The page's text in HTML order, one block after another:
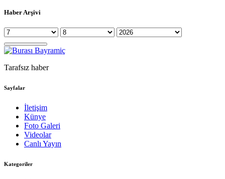
Haber Arşivi
Tarafsız haber
Sayfalar
İletişim
Künye
Foto Galeri
Videolar
Canlı Yayın
Kategoriler